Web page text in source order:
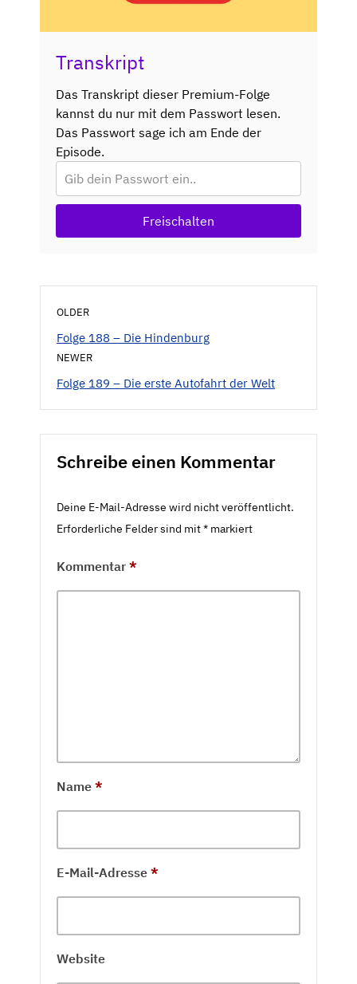
Transkript
Das Transkript dieser Premium-Folge
kannst du nur mit dem Passwort lesen.
Das Passwort sage ich am Ende der
Episode.
Freischalten
OLDER
Folge 188 – Die Hindenburg
NEWER
Folge 189 – Die erste Autofahrt der Welt
Schreibe einen Kommentar
Deine E-Mail-Adresse wird nicht veröffentlicht.
Erforderliche Felder sind mit* markiert
Kommentar *
Name *
E-Mail-Adresse *
Website